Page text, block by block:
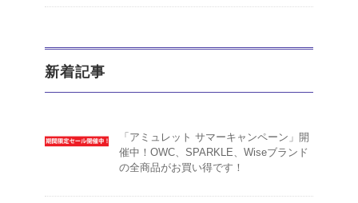
新着記事
「アミュレット サマーキャンペーン」開
催中！OWC、SPARKLE、Wiseブランド
の全商品がお買い得です！